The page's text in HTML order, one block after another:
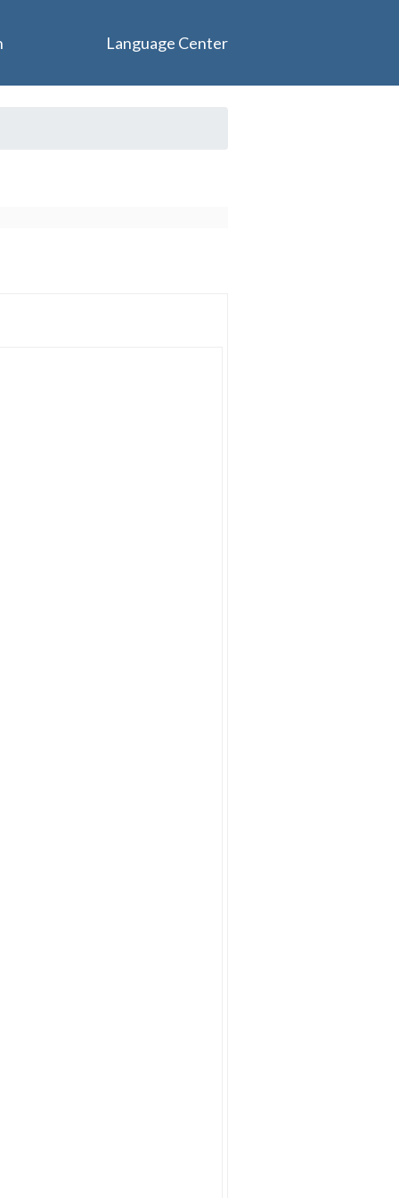
Language Center